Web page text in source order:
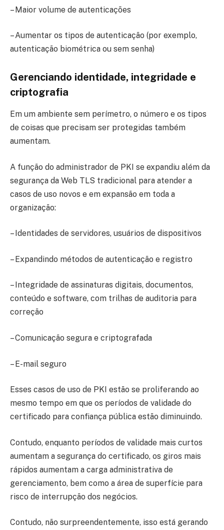
– Maior volume de autenticações
– Aumentar os tipos de autenticação (por exemplo,
autenticação biométrica ou sem senha)
Gerenciando identidade, integridade e
criptografia
Em um ambiente sem perímetro, o número e os tipos
de coisas que precisam ser protegidas também
aumentam.
A função do administrador de PKI se expandiu além da
segurança da Web TLS tradicional para atender a
casos de uso novos e em expansão em toda a
organização:
– Identidades de servidores, usuários de dispositivos
– Expandindo métodos de autenticação e registro
– Integridade de assinaturas digitais, documentos,
conteúdo e software, com trilhas de auditoria para
correção
– Comunicação segura e criptografada
– E-mail seguro
Esses casos de uso de PKI estão se proliferando ao
mesmo tempo em que os períodos de validade do
certificado para confiança pública estão diminuindo.
Contudo, enquanto períodos de validade mais curtos
aumentam a segurança do certificado, os giros mais
rápidos aumentam a carga administrativa de
gerenciamento, bem como a área de superfície para
risco de interrupção dos negócios.
Contudo, não surpreendentemente, isso está gerando